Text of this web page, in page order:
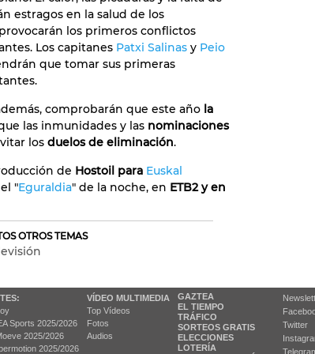
estragos en la salud de los
los primeros conflictos
Los capitanes Patxi Salinas y Peio
que tomar sus primeras
comprobarán que este año la
las inmunidades y las nominaciones
los duelos de eliminación.
de Hostoil para Euskal
"Eguraldia" de la noche, en ETB2 y en
OTROS TEMAS
Sports 2025/2026
2025/2026
2025/2026
VÍDEO MULTIMEDIA
Top Vídeos
Fotos
Audios
GAZTEA
EL TIEMPO
TRÁFICO
SORTEOS GRATIS
ELECCIONES
LOTERÍA
Twitter